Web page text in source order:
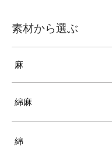
素材から選ぶ
麻
綿麻
綿